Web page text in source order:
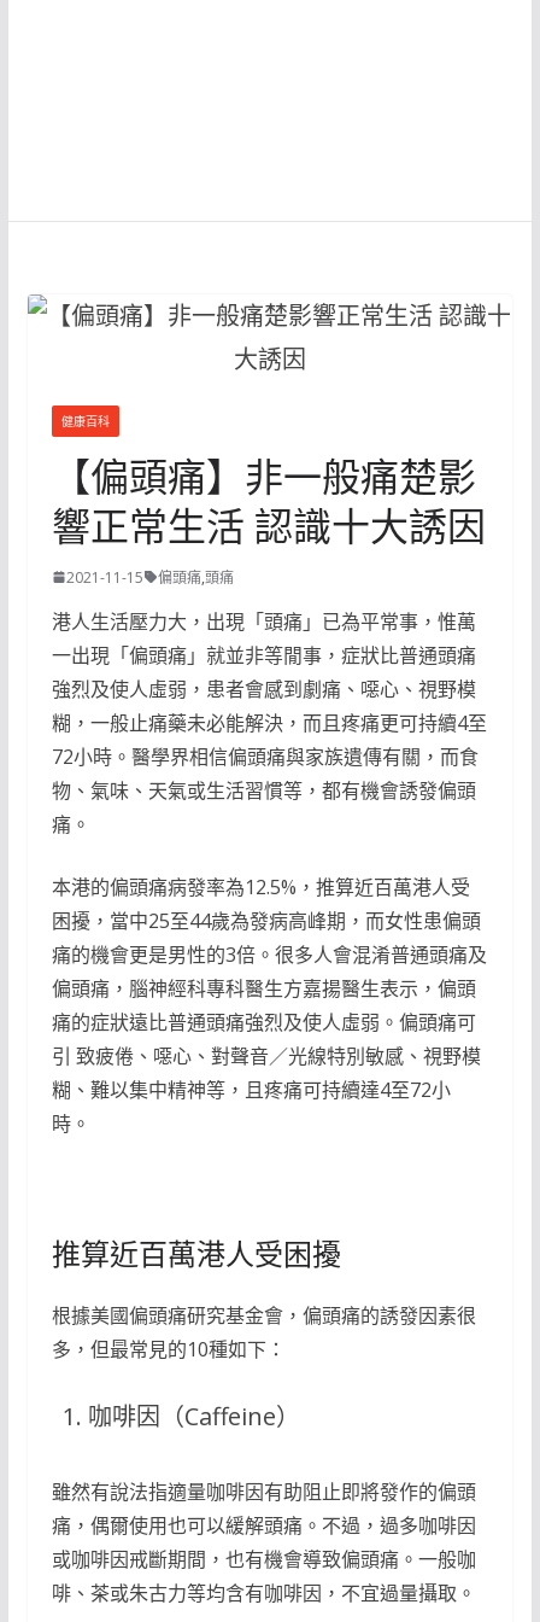
健康百科
【偏頭痛】非一般痛楚影
響正常生活 認識十大誘因
2021-11-15 偏頭痛,頭痛
港人生活壓力大，出現「頭痛」已為平常事，惟萬
一出現「偏頭痛」就並非等閒事，症狀比普通頭痛
強烈及使人虛弱，患者會感到劇痛、噁心、視野模
糊，一般止痛藥未必能解決，而且疼痛更可持續4至
72小時。醫學界相信偏頭痛與家族遺傳有關，而食
物、氣味、天氣或生活習慣等，都有機會誘發偏頭
痛。
本港的偏頭痛病發率為12.5%，推算近百萬港人受
困擾，當中25至44歲為發病高峰期，而女性患偏頭
痛的機會更是男性的3倍。很多人會混淆普通頭痛及
偏頭痛，腦神經科專科醫生方嘉揚醫生表示，偏頭
痛的症狀遠比普通頭痛強烈及使人虛弱。偏頭痛可
引 致疲倦、噁心、對聲音／光線特別敏感、視野模
糊、難以集中精神等，且疼痛可持續達4至72小
時。
推算近百萬港人受困擾
根據美國偏頭痛研究基金會，偏頭痛的誘發因素很
多，但最常見的10種如下：
咖啡因（Caffeine）
雖然有說法指適量咖啡因有助阻止即將發作的偏頭
痛，偶爾使用也可以緩解頭痛。不過，過多咖啡因
或咖啡因戒斷期間，也有機會導致偏頭痛。一般咖
啡、茶或朱古力等均含有咖啡因，不宜過量攝取。